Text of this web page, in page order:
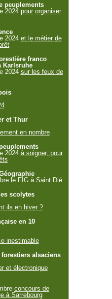
peuplements
2024 pour organiser
2024 et le métier de
franco
Karlsruhe
2024 sur les feux de
et Thur
en nombre
2024 à soigner, pour
le FIG à Saint Dié
scolytes
ils en hiver ?
en 10
inestimable
alsaciens
et électronique
concours de
à Sarrebourg